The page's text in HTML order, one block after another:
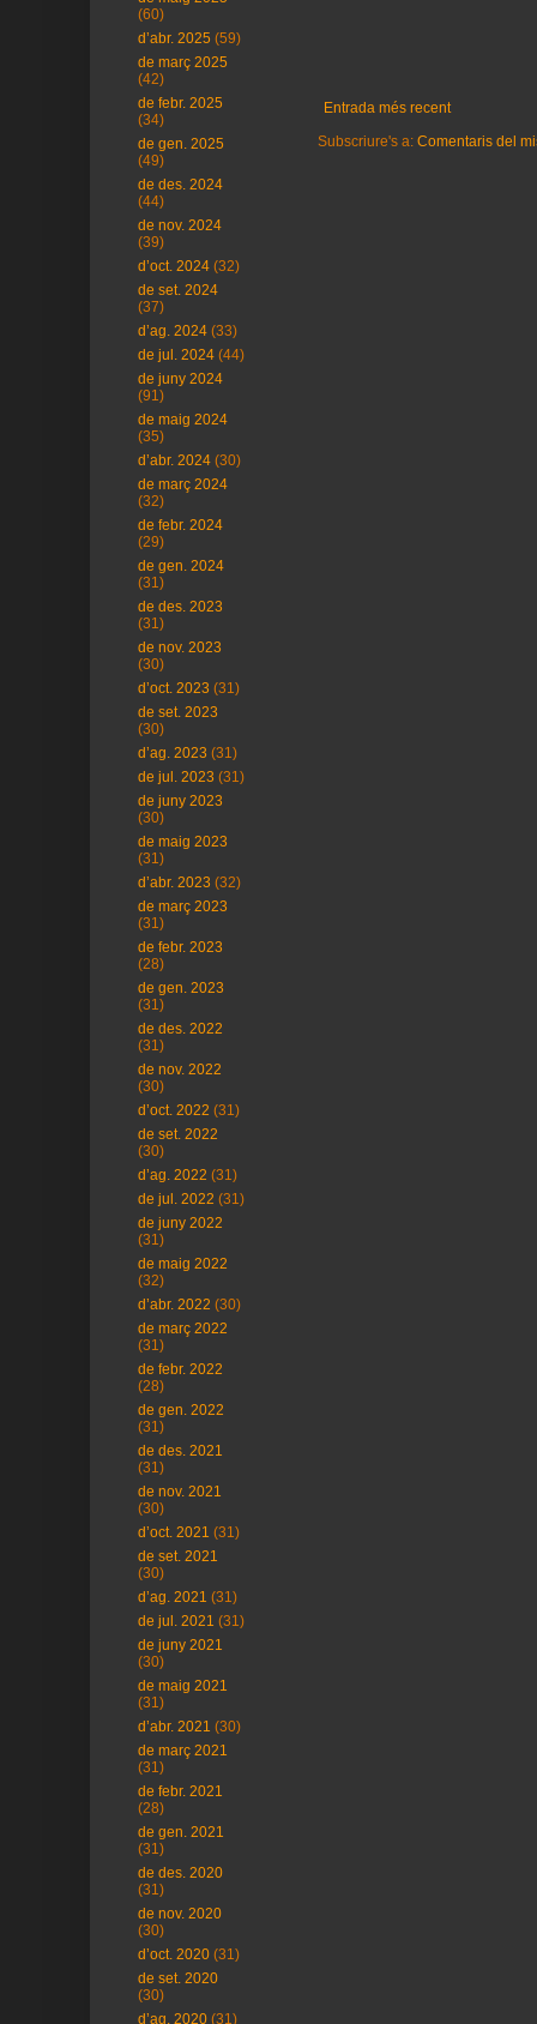
Entrada més recent
Subscriure's a: Comentaris del
(60)
d’abr. 2025 (59)
de març 2025
(42)
de febr. 2025
(34)
de gen. 2025
(49)
de des. 2024
(44)
de nov. 2024
(39)
d’oct. 2024 (32)
de set. 2024
(37)
d’ag. 2024 (33)
de jul. 2024 (44)
de juny 2024
(91)
de maig 2024
(35)
d’abr. 2024 (30)
de març 2024
(32)
de febr. 2024
(29)
de gen. 2024
(31)
de des. 2023
(31)
de nov. 2023
(30)
d’oct. 2023 (31)
de set. 2023
(30)
d’ag. 2023 (31)
de jul. 2023 (31)
de juny 2023
(30)
de maig 2023
(31)
d’abr. 2023 (32)
de març 2023
(31)
de febr. 2023
(28)
de gen. 2023
(31)
de des. 2022
(31)
de nov. 2022
(30)
d’oct. 2022 (31)
de set. 2022
(30)
d’ag. 2022 (31)
de jul. 2022 (31)
de juny 2022
(31)
de maig 2022
(32)
d’abr. 2022 (30)
de març 2022
(31)
de febr. 2022
(28)
de gen. 2022
(31)
de des. 2021
(31)
de nov. 2021
(30)
d’oct. 2021 (31)
de set. 2021
(30)
d’ag. 2021 (31)
de jul. 2021 (31)
de juny 2021
(30)
de maig 2021
(31)
d’abr. 2021 (30)
de març 2021
(31)
de febr. 2021
(28)
de gen. 2021
(31)
de des. 2020
(31)
de nov. 2020
(30)
d’oct. 2020 (31)
de set. 2020
(30)
d’ag. 2020 (31)